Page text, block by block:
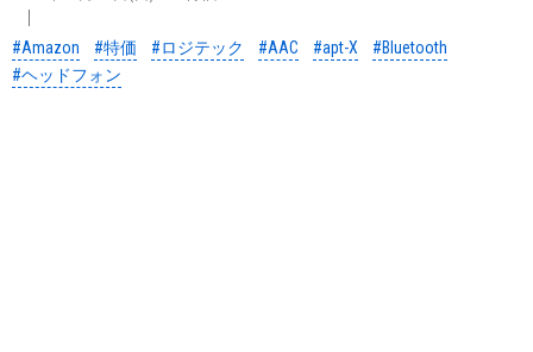
#Amazon #特価 #ロジテック #AAC #apt-X
#Bluetooth
#ヘッドフォン